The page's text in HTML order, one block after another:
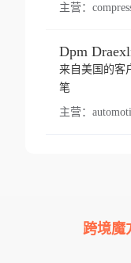
主营：
来自美国的客
笔
主营：
跨境魔